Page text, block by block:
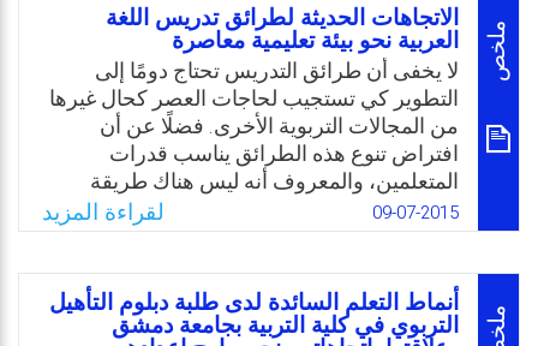
ملخص
الاتجاهات الحديثة لطرائق تدريس اللغة
العربية نحو بيئة تعليمية معاصرة
لا يخفى أن طرائق التدريس تحتاج دومًا إلى
التطوير كي تستجيب لحاجات العصر كحال غيرها
من المجالات التربوية الأخرى. فضلًا عن أن
افتراض تنوع هذه الطرائق يناسب قدرات
المتعلمين، والمعروف أنه ليس هناك طريقة
فريدة في كل الأحوال وإنما هناك طرائق
ومواقف وأوضاع خاصة يتم فيها اختيار الطريقة
المناسبة التي تحقق الغاية، وبحسب كفاية
المعلم. فلا يستطيع إنسان ما الادعاء أن طريقة
معينة هي أفضل الطرائق لتدريس اللغة العربية،
09-07-2015 لقراءة المزيد
أنماط التعلم السائدة لدى طلبة دبلوم التأهيل
التربوي في كلية التربية بجامعة دمشق